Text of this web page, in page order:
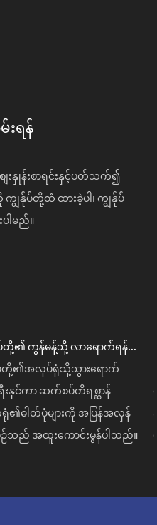
းရန်
နှုန်းစာရင်းနှင့်ပတ်သက်၍
ကျွန်ုပ်တို့ထံ ထားခဲ့ပါ၊ ကျွန်ုပ်
ါမည်။
ပ်တို့၏ ကွန်မန့်သို့ လာရောက်ရန်...
ပ်တို့၏အလုပ်ရုံသို့သွားရောက်
းနှင်ကာ ဆက်စပ်တိရစ္ဆာန်
ဓါတ်ပုံများကို အပြန်အလှန်
သည် အထူးကောင်းမွန်ပါသည်။